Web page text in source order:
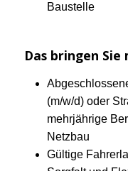
Baustelle
Das bringen Sie
(m/w/d) oder
mehrjährige
Netzbau
Gültige